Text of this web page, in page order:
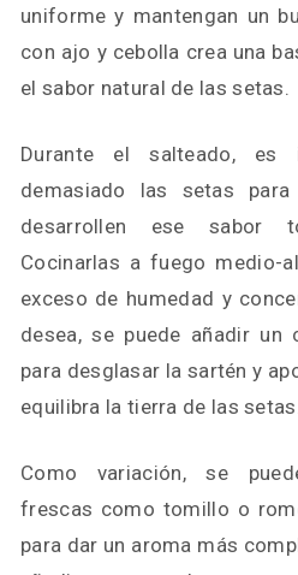
uniforme y mantengan un
con ajo y cebolla crea una
el sabor natural de las setas.
Durante el salteado, es
demasiado las setas
desarrollen ese sabor
Cocinarlas a fuego medio-
exceso de humedad y
desea, se puede añadir un
para desglasar la sartén y
equilibra la tierra de las
Como variación, se
frescas como tomillo o
para dar un aroma más